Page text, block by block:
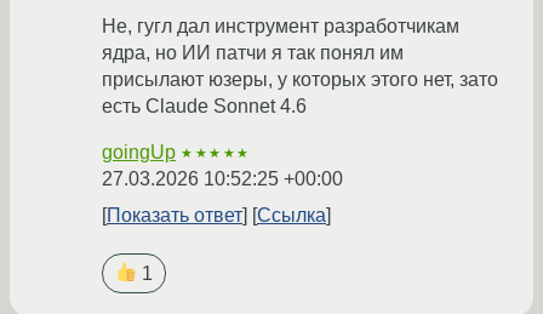
Не, гугл дал инструмент разработчикам
ядра, но ИИ патчи я так понял им
присылают юзеры, у которых этого нет, зато
есть Claude Sonnet 4.6
goingUp ★★★★★
27.03.2026 10:52:25 +00:00
Показать ответ
Ссылка
1